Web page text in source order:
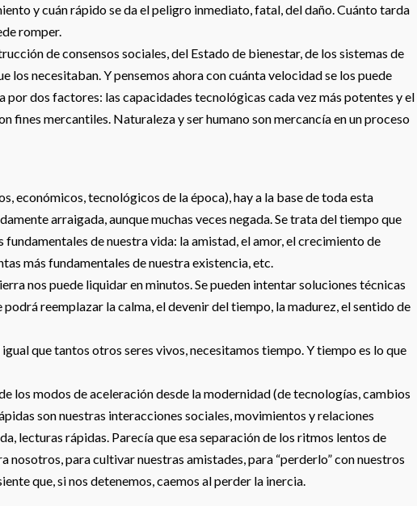
y cuán rápido se da el peligro inmediato, fatal, del daño. Cuánto tarda
romper.
de consensos sociales, del Estado de bienestar, de los sistemas de
los necesitaban. Y pensemos ahora con cuánta velocidad se los puede
por dos factores: las capacidades tecnológicas cada vez más potentes y el
fines mercantiles. Naturaleza y ser humano son mercancía en un proceso
económicos, tecnológicos de la época), hay a la base de toda esta
arraigada, aunque muchas veces negada. Se trata del tiempo que
de nuestra vida: la amistad, el amor, el crecimiento de
más fundamentales de nuestra existencia, etc.
nos puede liquidar en minutos. Se pueden intentar soluciones técnicas
podrá reemplazar la calma, el devenir del tiempo, la madurez, el sentido de
que tantos otros seres vivos, necesitamos tiempo. Y tiempo es lo que
los modos de aceleración desde la modernidad (de tecnologías, cambios
son nuestras interacciones sociales, movimientos y relaciones
lecturas rápidas. Parecía que esa separación de los ritmos lentos de
nosotros, para cultivar nuestras amistades, para “perderlo” con nuestros
que, si nos detenemos, caemos al perder la inercia.